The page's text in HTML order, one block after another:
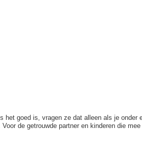
het goed is, vragen ze dat alleen als je onder
de getrouwde partner en kinderen die